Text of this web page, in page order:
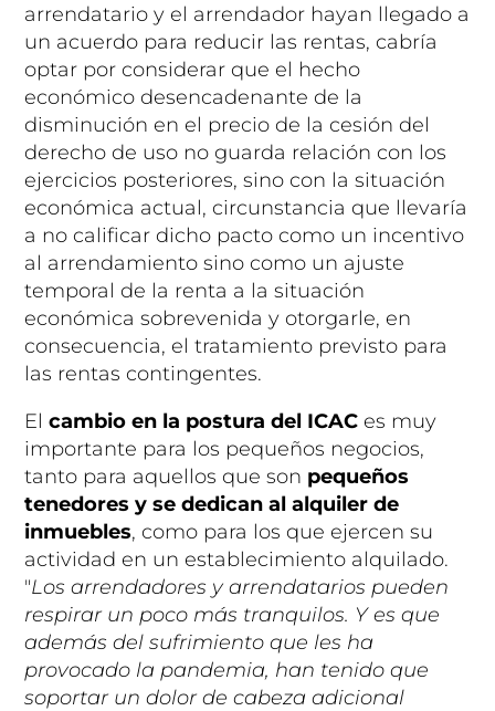
arrendatario y el arrendador hayan llegado a
un acuerdo para reducir las rentas, cabría
optar por considerar que el hecho
económico desencadenante de la
disminución en el precio de la cesión del
derecho de uso no guarda relación con los
ejercicios posteriores, sino con la situación
económica actual, circunstancia que llevaría
a no calificar dicho pacto como un incentivo
al arrendamiento sino como un ajuste
temporal de la renta a la situación
económica sobrevenida y otorgarle, en
consecuencia, el tratamiento previsto para
las rentas contingentes.
Elcambio en la postura del ICAC es muy
importante para los pequeños negocios,
tanto para aquellos que son pequeños
tenedores y se dedican al alquiler de
inmuebles, como para los que ejercen su
actividad en un establecimiento alquilado.
"Los arrendadores y arrendatarios pueden
respirar un poco más tranquilos. Y es que
además del sufrimiento que les ha
provocado la pandemia, han tenido que
soportar un dolor de cabeza adicional